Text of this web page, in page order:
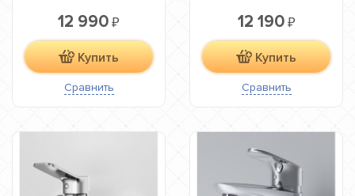
12 990 ₽
Купить
Сравнить
12 190₽
Купить
Сравнить